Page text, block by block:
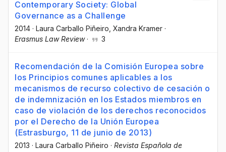
Contemporary Society: Global
Governance as a Challenge
2014 · Laura Carballo Piñeiro , Xandra Kramer ·
Erasmus Law Review· 3
Recomendación de la Comisión Europea sobre
los Principios comunes aplicables a los
mecanismos de recurso colectivo de cesación o
de indemnización en los Estados miembros en
caso de violación de los derechos reconocidos
por el Derecho de la Unión Europea
(Estrasburgo, 11 de junio de 2013)
2013 · Laura Carballo Piñeiro · Revista Española de